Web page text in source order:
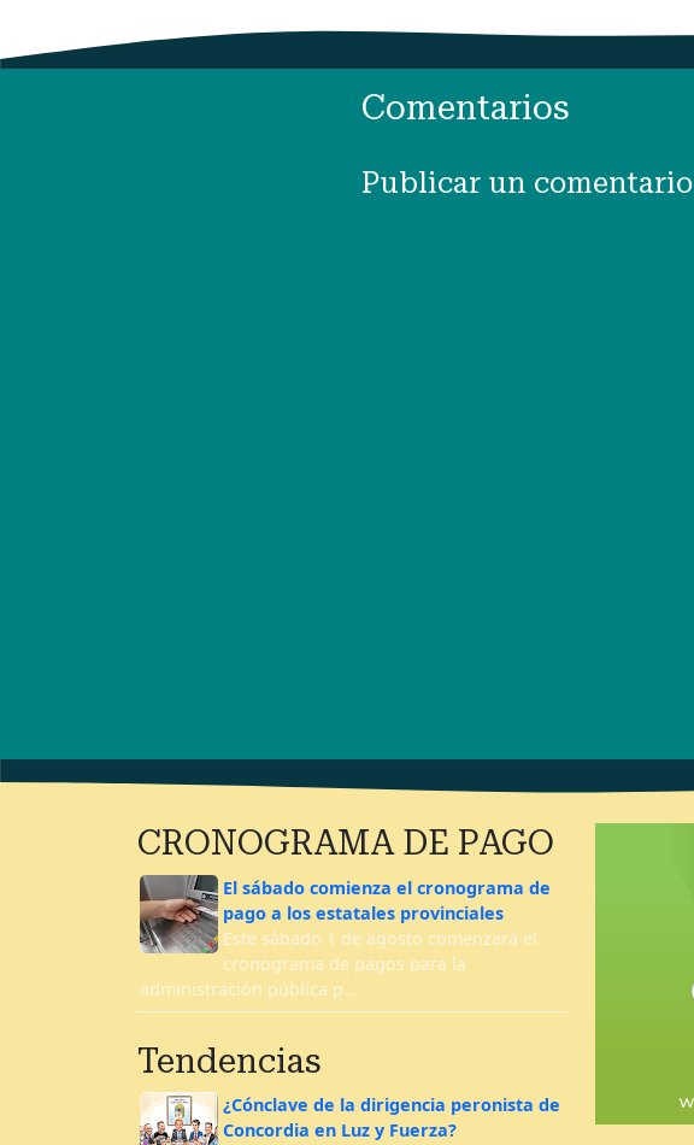
Comentarios
Publicar un comentario
CRONOGRAMA DE PAGO
El sábado comienza el cronograma de
pago a los estatales provinciales
Este sábado 1 de agosto comenzará el
cronograma de pagos para la
administración pública p…
Tendencias
¿Cónclave de la dirigencia peronista de
Concordia en Luz y Fuerza?